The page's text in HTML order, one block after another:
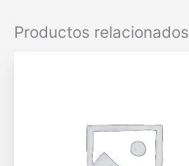
Productos relacionados